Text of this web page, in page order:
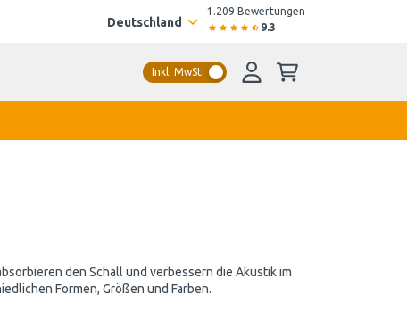
Deutschland
1.209 Bewertungen
9.3
Inkl. MwSt.
den Schall und verbessern die Akustik im
Formen, Größen und Farben.